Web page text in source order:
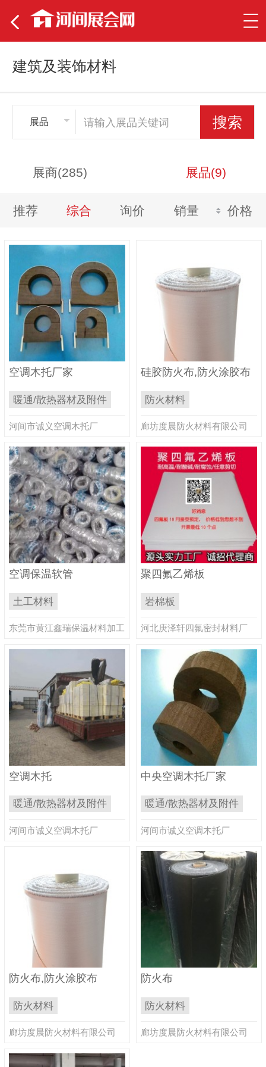
建筑及装饰材料
展品
展商(285) 展品(9)
推荐 综合 询价 销量 价格
空调木托厂家
暖通/散热器材及附件
河间市诚义空调木托厂
硅胶防火布,防火涂胶布
防火材料
廊坊度晨防火材料有限公司
空调保温软管
土工材料
东莞市黄江鑫瑞保温材料加工
厂
聚四氟乙烯板
岩棉板
河北庚泽轩四氟密封材料厂
空调木托
暖通/散热器材及附件
河间市诚义空调木托厂
中央空调木托厂家
暖通/散热器材及附件
河间市诚义空调木托厂
防火布,防火涂胶布
防火材料
廊坊度晨防火材料有限公司
防火布
防火材料
廊坊度晨防火材料有限公司